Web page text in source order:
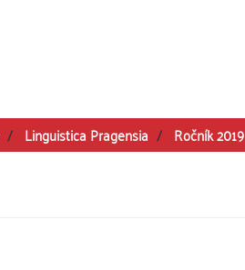
Linguistica Pragensia Ročník 2019